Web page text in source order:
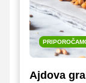
Ajdova